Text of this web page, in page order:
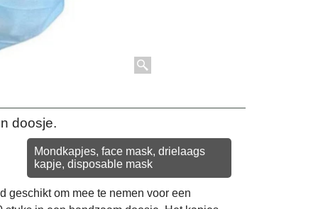
doosje.
Mondkapjes, face mask, drielaags
kapje, disposable mask
geschikt om mee te nemen voor een